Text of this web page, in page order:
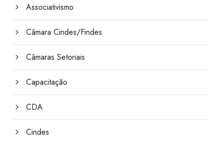
Associativismo
Câmara Cindes/Findes
Câmaras Setoriais
Capacitação
CDA
Cindes